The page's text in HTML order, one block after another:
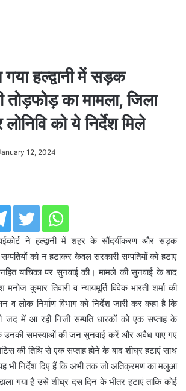
गया हल्द्वानी में सड़क
का मामला, जिला
को ये निर्देश मिले
12, 2024
ने हल्द्वानी में शहर के सौंदर्यीकरण और सड़क
को न हटाकर केवल सरकारी सम्पतियों को हटाए
याचिका पर सुनवाई की। मामले की सुनवाई के बाद
मनोज कुमार तिवारी व न्यायमूर्ति विवेक भारती शर्मा की
व लोक निर्माण विभाग को निर्देश जारी कर कहा है कि
में आ रही निजी सम्पति धारकों को एक सप्ताह के
उनकी समस्याओं की जन सुनवाई करें और अवैध पाए गए
की तिथि से एक सप्ताह होने के बाद शीघ्र हटाएं साथ
भी निर्देश दिए हैं कि अभी तक जो अतिक्रमण का मलुआ
गया है उसे शीघ्र दस दिन के भीतर हटाएं ताकि कोई